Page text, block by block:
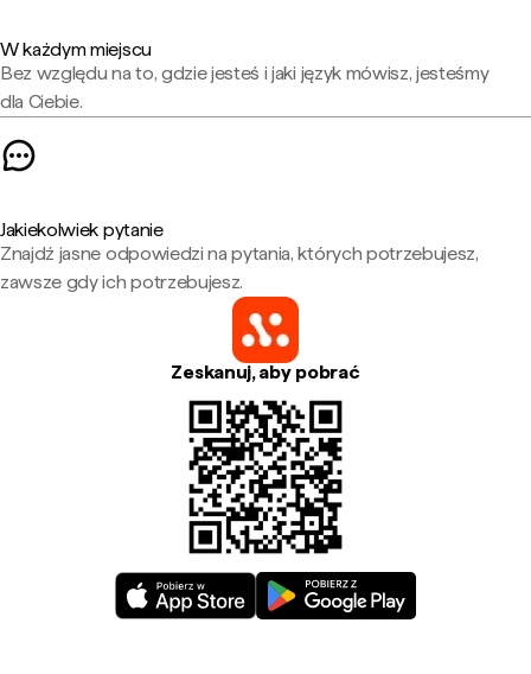
W każdym miejscu
Bez względu na to, gdzie jesteś i jaki język mówisz, jesteśmy
dla Ciebie.
Jakiekolwiek pytanie
Znajdź jasne odpowiedzi na pytania, których potrzebujesz,
zawsze gdy ich potrzebujesz.
Zeskanuj, aby pobrać